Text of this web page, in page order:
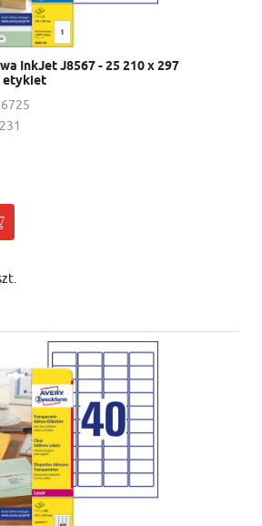
InkJet J8567 - 25 210 x 297
etykiet